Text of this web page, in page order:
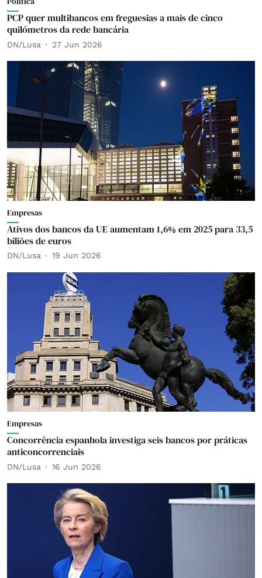
PCP quer multibancos em freguesias a mais de cinco
quilómetros da rede bancária
DN/Lusa 27 Jun 2026
Empresas
Ativos dos bancos da UE aumentam 1,6% em 2025 para 33,5
biliões de euros
DN/Lusa 19 Jun 2026
Empresas
Concorrência espanhola investiga seis bancos por práticas
anticoncorrenciais
DN/Lusa 16 Jun 2026